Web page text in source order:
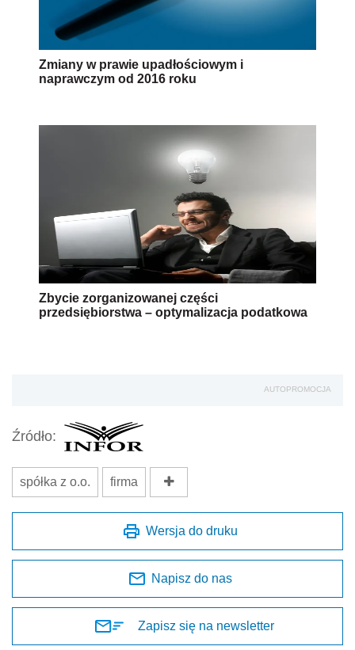
Zmiany w prawie upadłościowym i
naprawczym od 2016 roku
Zbycie zorganizowanej części
przedsiębiorstwa – optymalizacja podatkowa
AUTOPROMOCJA
Źródło:
spółka z o.o. firma
Wersja do druku
Napisz do nas
Zapisz się na newsletter